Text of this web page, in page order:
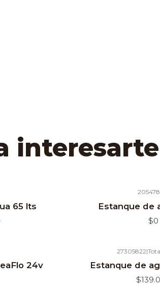
65 lts Estanque de
$0
24v
27305822|
Estanque de